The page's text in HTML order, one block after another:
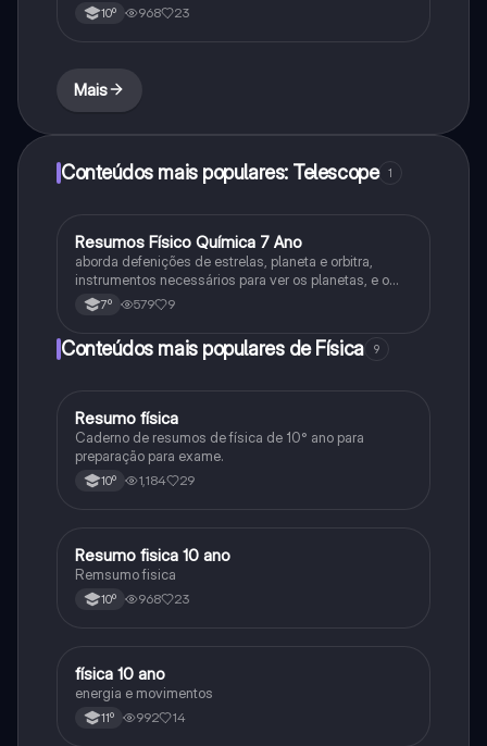
10º 968 23
Mais
Conteúdos mais populares: Telescope 1
Física
Resumos Físico Química 7 Ano
aborda defenições de estrelas, planeta e orbitra,
instrumentos necessários para ver os planetas, e o
sistema solar
7º 579 9
Conteúdos mais populares de Física 9
Física
Resumo física
Caderno de resumos de física de 10° ano para
preparação para exame.
10º 1,184 29
Física
Resumo fisica 10 ano
Remsumo fisica
10º 968 23
Física
física 10 ano
energia e movimentos
11º 992 14